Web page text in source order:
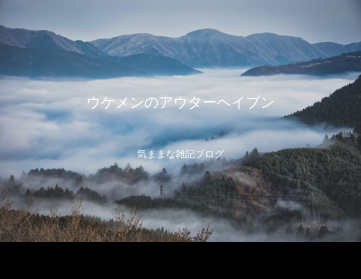
ウケメンのアウターヘイブン
気ままな雑記ブログ